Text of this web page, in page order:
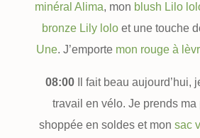
minéral Alima, mon blush Lilo
bronze Lily loloet une touche
Une. J’emporte mon rouge à
08:00 Il fait beau aujourd’hui,
travail en vélo. Je prends ma
shoppée en soldes et mon sac